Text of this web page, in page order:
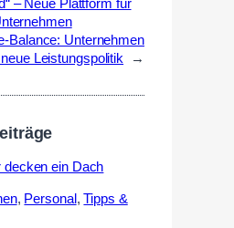
– Neue Plattform für
Balance: Unternehmen
Leistungspolitik
→
, Personal ,Tipps &